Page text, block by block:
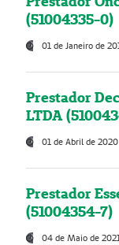
(51004335-0)
01 de Janeiro de
Prestador
LTDA
01 de Abril de 2020
Prestador
(51004354-7)
04 de Maio de 2021